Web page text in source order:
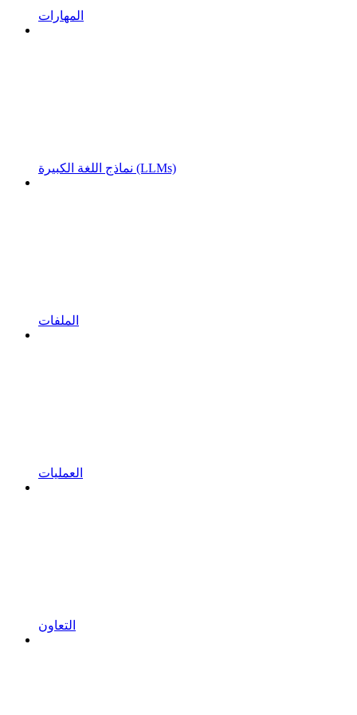
المهارات
نماذج اللغة الكبيرة (LLMs)
الملفات
العمليات
التعاون